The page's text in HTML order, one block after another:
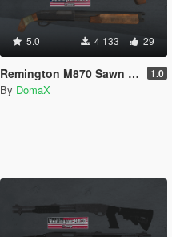
5.0 4 133 29
Remington M870 Sawn Off 1.0
By DomaX